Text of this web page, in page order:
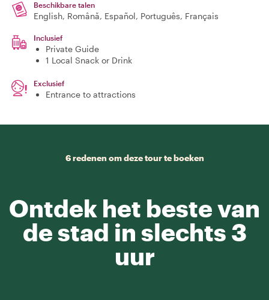
Beschikbare talen
English, Română, Español, Português, Français
Inclusief
Private Guide
1 Local Snack or Drink
Exclusief
Entrance to attractions
6 redenen om deze tour te boeken
Ontdek het beste van
de stad in slechts 3
uur